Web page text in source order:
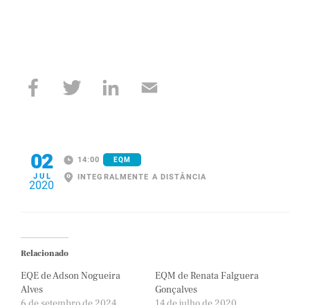
02
JUL
2020
14:00 EQM
INTEGRALMENTE A DISTÂNCIA
Relacionado
EQE de Adson Nogueira
Alves
EQM de Renata Falguera
Gonçalves